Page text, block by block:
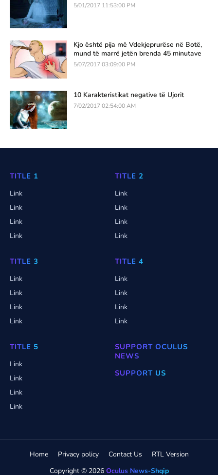
5/01/2017 11:53:00 PM
Kjo është pija më Vdekjeprurëse në Botë,
mund të marrë jetën brenda 45 minutave
5/07/2017 03:09:00 PM
10 Karakteristikat negative të Ujorit
7/02/2017 02:54:00 AM
TITLE 1
Link
Link
Link
Link
TITLE 2
Link
Link
Link
Link
TITLE 3
Link
Link
Link
Link
TITLE 4
Link
Link
Link
Link
TITLE 5
Link
Link
Link
Link
SUPPORT OCULUS
NEWS
SUPPORT US
Copyright © 2026 Oculus News-Shqip
Home Privacy policy Contact Us RTL Version